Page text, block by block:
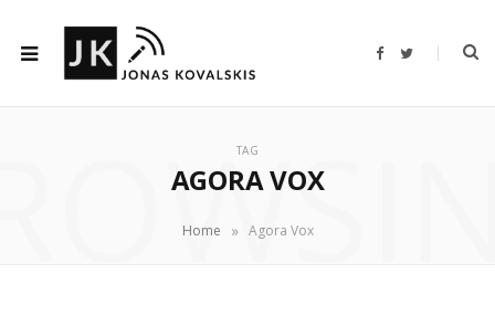
F
b
T
t
TAG
AGORA VOX
Home » Agora Vox